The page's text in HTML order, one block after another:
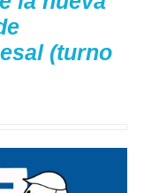
(turno